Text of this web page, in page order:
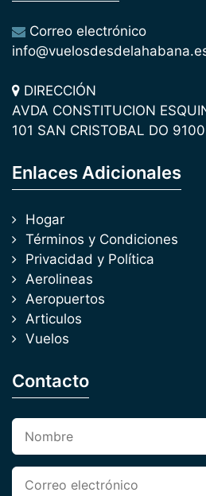
Correo electrónico
DIRECCIÓN
AVDA CONSTITUCION
101 SAN CRISTOBAL DO 9100
Enlaces Adicionales
Hogar
Términos y Condiciones
Privacidad y Política
Aerolineas
Aeropuertos
Articulos
Vuelos
Contacto